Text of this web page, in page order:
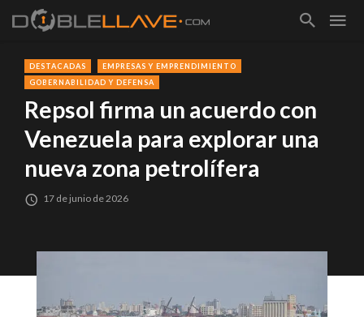
DESTACADAS
EMPRESAS Y EMPRENDIMIENTO
GOBERNABILIDAD Y DEFENSA
Repsol firma un acuerdo con
Venezuela para explorar una
nueva zona petrolífera
17 de junio de 2026